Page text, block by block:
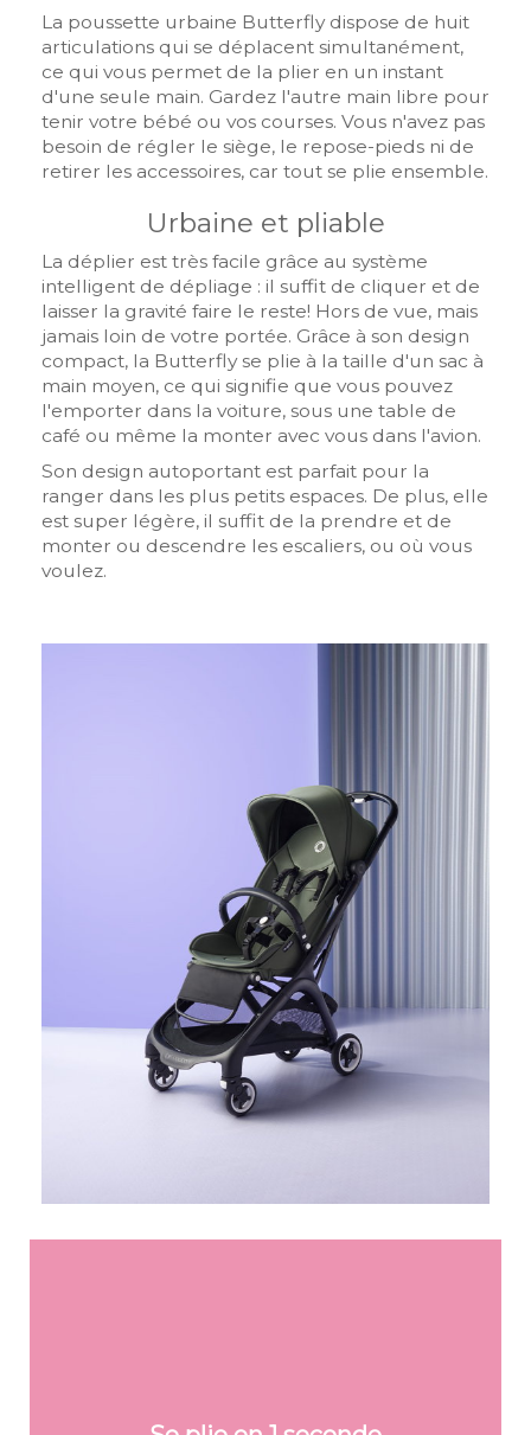
La poussette urbaine Butterfly dispose de huit
articulations qui se déplacent simultanément,
ce qui vous permet de la plier en un instant
d'une seule main. Gardez l'autre main libre pour
tenir votre bébé ou vos courses. Vous n'avez pas
besoin de régler le siège, le repose-pieds ni de
retirer les accessoires, car tout se plie ensemble.
Urbaine et pliable
La déplier est très facile grâce au système
intelligent de dépliage : il suffit de cliquer et de
laisser la gravité faire le reste! Hors de vue, mais
jamais loin de votre portée. Grâce à son design
compact, la Butterfly se plie à la taille d'un sac à
main moyen, ce qui signifie que vous pouvez
l'emporter dans la voiture, sous une table de
café ou même la monter avec vous dans l'avion.
Son design autoportant est parfait pour la
ranger dans les plus petits espaces. De plus, elle
est super légère, il suffit de la prendre et de
monter ou descendre les escaliers, ou où vous
voulez.
Se plie d'une seule main, en une seconde et sans